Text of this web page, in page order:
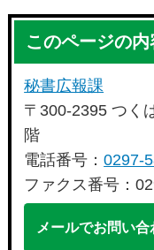
このページの
秘書広報課
〒300-2395 つく
階
電話番号：0297-
ファクス番号：
メールでお問い合